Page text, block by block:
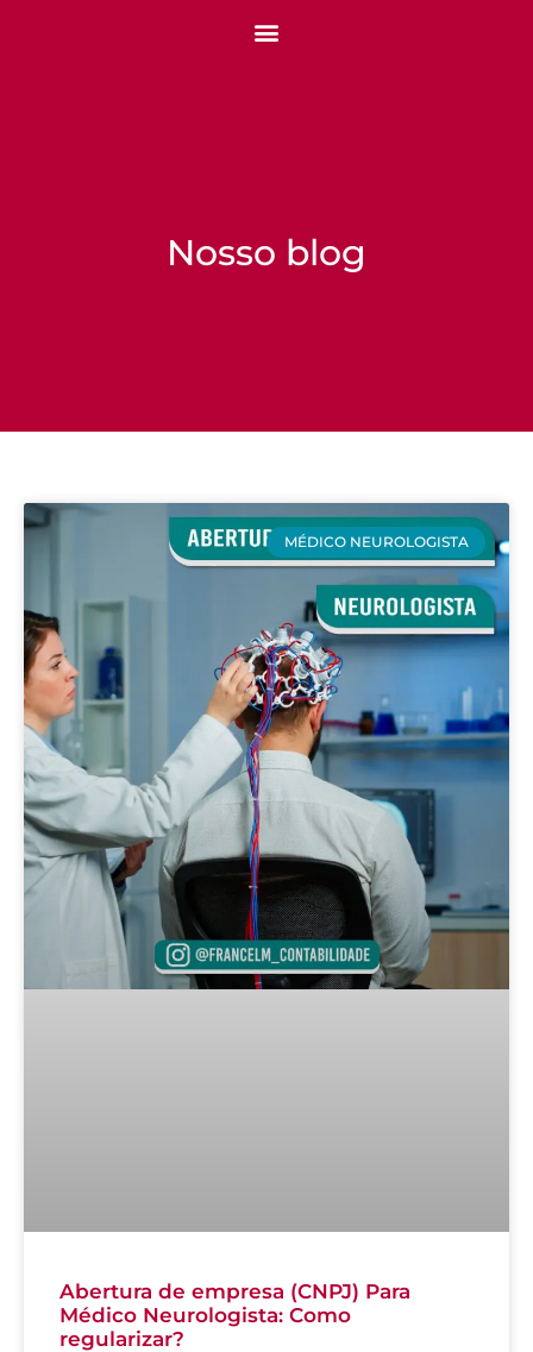
Nosso blog
MÉDICO NEUROLOGISTA
Abertura de empresa (CNPJ) Para
Médico Neurologista: Como
regularizar?